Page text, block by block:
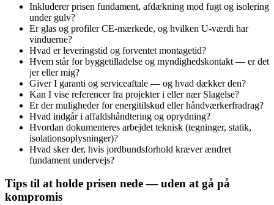
Inkluderer prisen fundament, afdækning mod fugt og isolering
under gulv?
Er glas og profiler CE‑mærkede, og hvilken U‑værdi har
vinduerne?
Hvad er leveringstid og forventet montagetid?
Hvem står for byggetilladelse og myndighedskontakt — er det
jer eller mig?
Giver I garanti og serviceaftale — og hvad dækker den?
Kan I vise referencer fra projekter i eller nær Slagelse?
Er der muligheder for energitilskud eller håndværkerfradrag?
Hvad indgår i affaldshåndtering og oprydning?
Hvordan dokumenteres arbejdet teknisk (tegninger, statik,
isolationsoplysninger)?
Hvad sker der, hvis jordbundsforhold kræver ændret
fundament undervejs?
Tips til at holde prisen nede — uden at gå på
kompromis